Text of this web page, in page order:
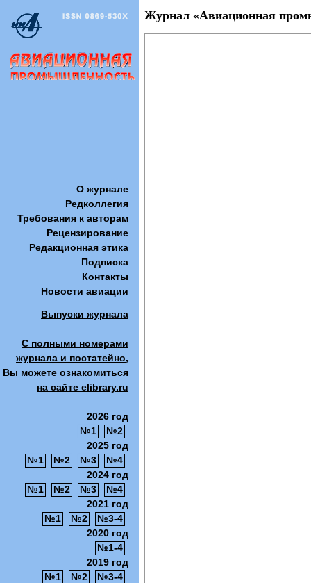
О журнале
Редколлегия
Требования к авторам
Рецензирование
Редакционная этика
Подписка
Контакты
Новости авиации
Выпуски журнала
С полными номерами
журнала и постатейно,
Вы можете ознакомиться
на сайте elibrary.ru
2026 год
№1
№2
2025 год
№1
№2 №3
№4
2024 год
№1
№2 №3
№4
2021 год
№1
№2
№3-4
2020 год
№1-4
2019 год
№1
№2
№3-4
Журнал «Авиационная